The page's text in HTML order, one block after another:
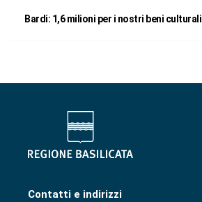
Bardi: 1,6 milioni per i nostri beni culturali
Contatti e indirizzi